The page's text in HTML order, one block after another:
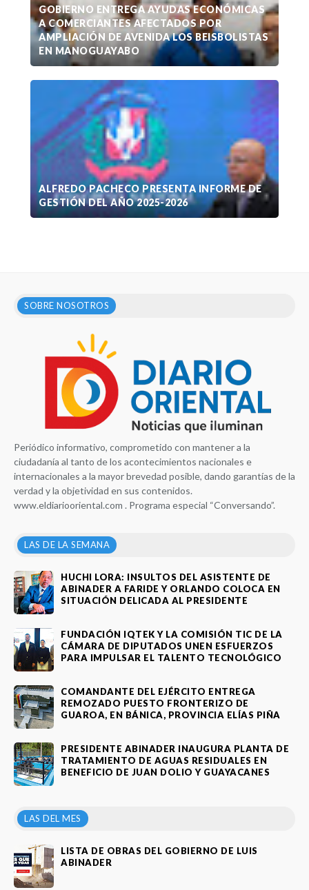
GOBIERNO ENTREGA AYUDAS ECONÓMICAS
A COMERCIANTES AFECTADOS POR
AMPLIACIÓN DE AVENIDA LOS BEISBOLISTAS
EN MANOGUAYABO
ALFREDO PACHECO PRESENTA INFORME DE
GESTIÓN DEL AÑO 2025-2026
SOBRE NOSOTROS
Periódico informativo, comprometido con mantener a la
ciudadanía al tanto de los acontecimientos nacionales e
internacionales a la mayor brevedad posible, dando garantías de la
verdad y la objetividad en sus contenidos.
www.eldiariooriental.com . Programa especial “Conversando”.
LAS DE LA SEMANA
HUCHI LORA: INSULTOS DEL ASISTENTE DE
ABINADER A FARIDE Y ORLANDO COLOCA EN
SITUACIÓN DELICADA AL PRESIDENTE
FUNDACIÓN IQTEK Y LA COMISIÓN TIC DE LA
CÁMARA DE DIPUTADOS UNEN ESFUERZOS
PARA IMPULSAR EL TALENTO TECNOLÓGICO
COMANDANTE DEL EJÉRCITO ENTREGA
REMOZADO PUESTO FRONTERIZO DE
GUAROA, EN BÁNICA, PROVINCIA ELÍAS PIÑA
PRESIDENTE ABINADER INAUGURA PLANTA DE
TRATAMIENTO DE AGUAS RESIDUALES EN
BENEFICIO DE JUAN DOLIO Y GUAYACANES
LAS DEL MES
LISTA DE OBRAS DEL GOBIERNO DE LUIS
ABINADER